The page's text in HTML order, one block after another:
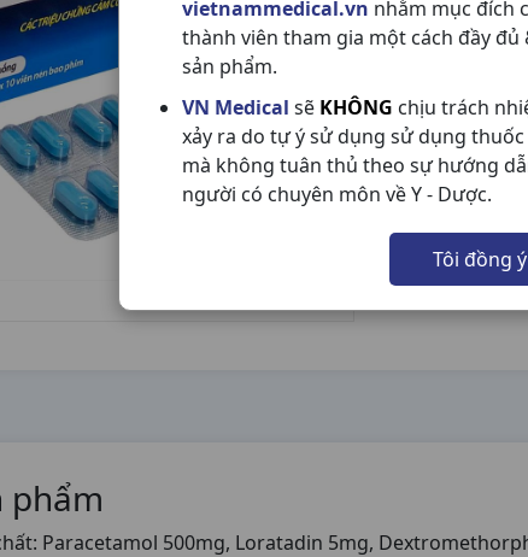
vietnammedical.vn nhằm mục đích
thành viên tham gia một cách đầy đủ
sản phẩm.
VN Medical sẽ KHÔNG chịu trách
xảy ra do tự ý sử dụng sử dụng
mà không tuân thủ theo sự hướng
người có chuyên môn về Y - Dược.
Tôi đồng ý
phẩm
Paracetamol 500mg, Loratadin 5mg,